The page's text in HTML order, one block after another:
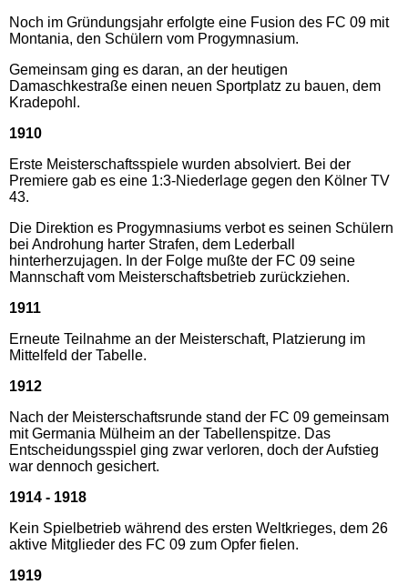
Noch im Gründungsjahr erfolgte eine Fusion des FC 09 mit
Montania, den Schülern vom Progymnasium.
Gemeinsam ging es daran, an der heutigen
Damaschkestraße einen neuen Sportplatz zu bauen, dem
Kradepohl.
1910
Erste Meisterschaftsspiele wurden absolviert. Bei der
Premiere gab es eine 1:3-Niederlage gegen den Kölner TV
43.
Die Direktion es Progymnasiums verbot es seinen Schülern
bei Androhung harter Strafen, dem Lederball
hinterherzujagen. In der Folge mußte der FC 09 seine
Mannschaft vom Meisterschaftsbetrieb zurückziehen.
1911
Erneute Teilnahme an der Meisterschaft, Platzierung im
Mittelfeld der Tabelle.
1912
Nach der Meisterschaftsrunde stand der FC 09 gemeinsam
mit Germania Mülheim an der Tabellenspitze. Das
Entscheidungsspiel ging zwar verloren, doch der Aufstieg
war dennoch gesichert.
1914 - 1918
Kein Spielbetrieb während des ersten Weltkrieges, dem 26
aktive Mitglieder des FC 09 zum Opfer fielen.
1919